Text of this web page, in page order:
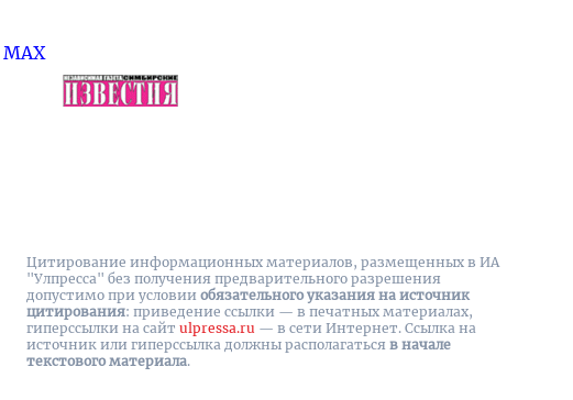
MAX
Цитирование информационных материалов, размещенных в ИА
"Улпресса" без получения предварительного разрешения
допустимо при условии обязательного указания на источник
цитирования: приведение ссылки — в печатных материалах,
гиперссылки на cайт ulpressa.ru — в сети Интернет. Ссылка на
источник или гиперссылка должны располагаться в начале
текстового материала.